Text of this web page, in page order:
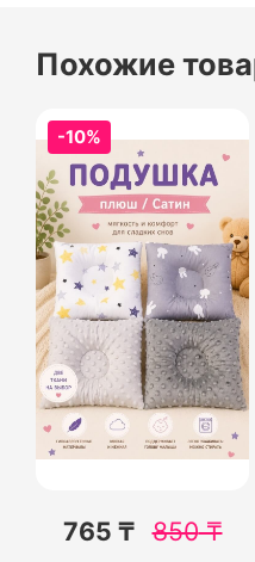
Похожие
-10%
765 ₸ 850₸